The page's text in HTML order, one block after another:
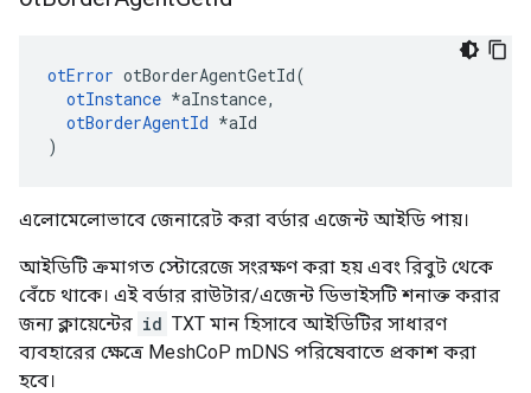
otError otBorderAgentGetId(
otInstance *aInstance,
otBorderAgentId *aId
)
এলোমেলোভাবে জেনারেট করা বর্ডার এজেন্ট আইডি পায়।
আইডিটি ক্রমাগত স্টোরেজে সংরক্ষণ করা হয় এবং রিবুট থেকে
বেঁচে থাকে। এই বর্ডার রাউটার/এজেন্ট ডিভাইসটি শনাক্ত করার
জন্য ক্লায়েন্টের id TXT মান হিসাবে আইডিটির সাধারণ
ব্যবহারের ক্ষেত্রে MeshCoP mDNS পরিষেবাতে প্রকাশ করা
হবে।